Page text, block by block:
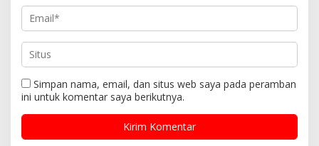
Simpan nama, email, dan situs web saya pada peramban
ini untuk komentar saya berikutnya.